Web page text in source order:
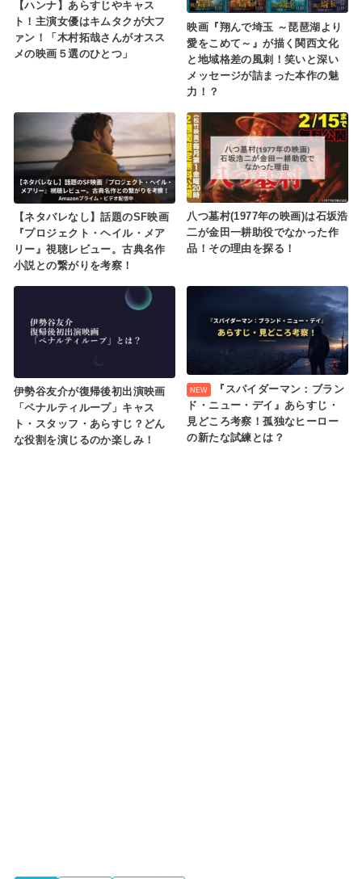
【ハンナ】あらすじやキャス
ト！主演女優はキムタクが大フ
ァン！「木村拓哉さんがオスス
メの映画５選のひとつ」
映画『翔んで埼玉 ～琵琶湖より
愛をこめて～』が描く関西文化
と地域格差の風刺！笑いと深い
メッセージが詰まった本作の魅
力！？
【ネタバレなし】話題のSF映画
『プロジェクト・ヘイル・メア
リー』視聴レビュー。古典名作
小説との繋がりを考察！
八つ墓村(1977年の映画)は石坂浩
二が金田一耕助役でなかった作
品！その理由を探る！
伊勢谷友介が復帰後初出演映画
「ペナルティループ」キャス
ト・スタッフ・あらすじ？どん
な役割を演じるのか楽しみ！
『スパイダーマン：ブラン
ド・ニュー・デイ』あらすじ・
見どころ考察！孤独なヒーロー
の新たな試練とは？